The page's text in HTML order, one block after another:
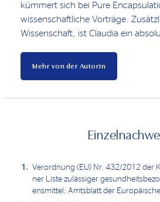
kümmert sich bei Pure
wissenschaftliche Vorträge.
Wissenschaft, ist Claudia ein
Mehr von der Autorin
Verordnung (EU) Nr. 432/2012 der
ner Liste zulässiger
ensmittel; Amtsblatt der